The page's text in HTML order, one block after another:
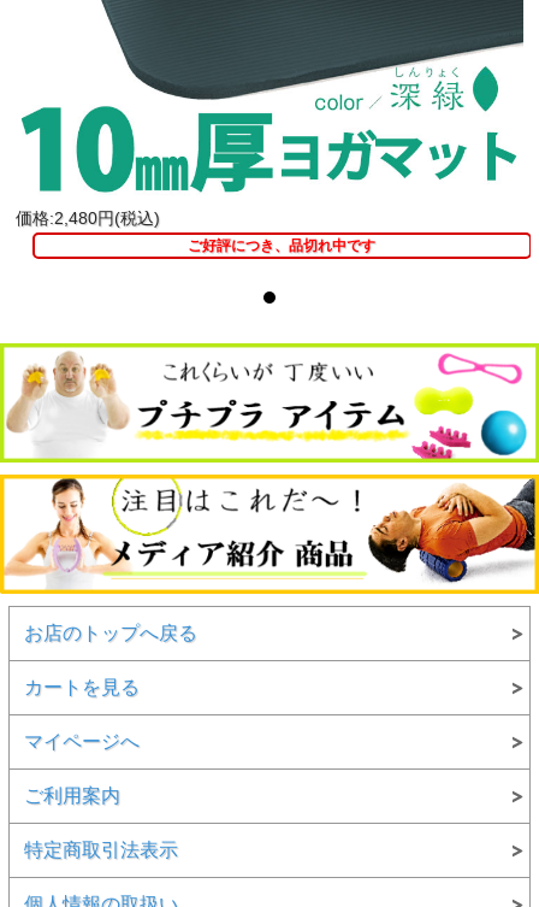
価格:2,480円(税込)
ご好評につき、品切れ中です
お店のトップへ戻る
カートを見る
マイページへ
ご利用案内
特定商取引法表示